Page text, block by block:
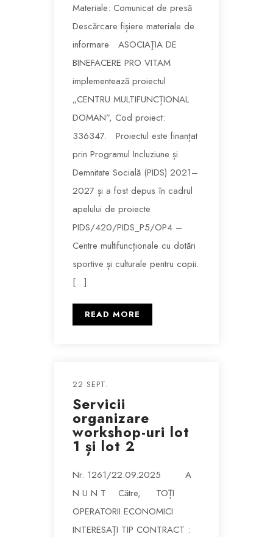
Materiale: Comunicat de presă
Descărcare fișiere materiale de
informare ASOCIAŢIA DE
BINEFACERE PRO VITAM
implementează proiectul
„CENTRU MULTIFUNCȚIONAL
DOMAN”, Cod proiect:
336347. Proiectul este finanțat
prin Programul Incluziune și
Demnitate Socială (PIDS) 2021–
2027 și a fost depus în cadrul
apelului de proiecte
PIDS/420/PIDS_P5/OP4 –
Centre multifuncționale cu dotări
sportive și culturale pentru copii.
[…]
READ MORE
22 SEPT.
Servicii
organizare
workshop-uri lot
1 și lot 2
Nr. 1261/22.09.2025 A
N U N T Către, TOȚI
OPERATORII ECONOMICI
INTERESAȚI TIP CONTRACT :